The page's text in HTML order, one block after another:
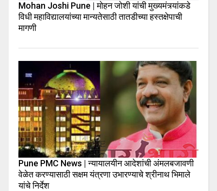
Mohan Joshi Pune | मोहन जोशी यांची मुख्यमंत्र्यांकडे
विधी महाविद्यालयांच्या मान्यतेसाठी तातडीच्या हस्तक्षेपाची
मागणी
Pune PMC News | न्यायालयीन आदेशांची अंमलबजावणी
वेळेत करण्यासाठी सक्षम यंत्रणा उभारण्याचे श्रीनाथ भिमाले
यांचे निर्देश